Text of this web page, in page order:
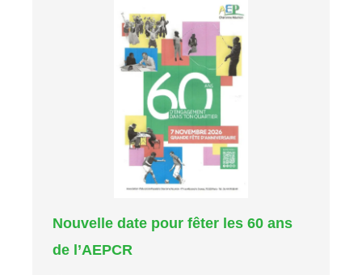
Nouvelle date pour fêter les 60 ans
de l’AEPCR